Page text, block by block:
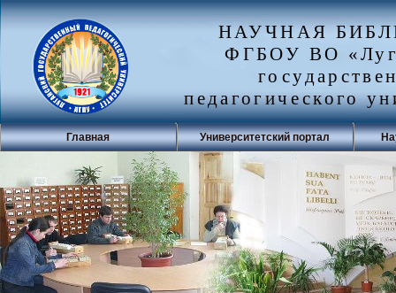
НАУЧНАЯ
ФГБОУ ВО
педагогического
Главная Университетский портал